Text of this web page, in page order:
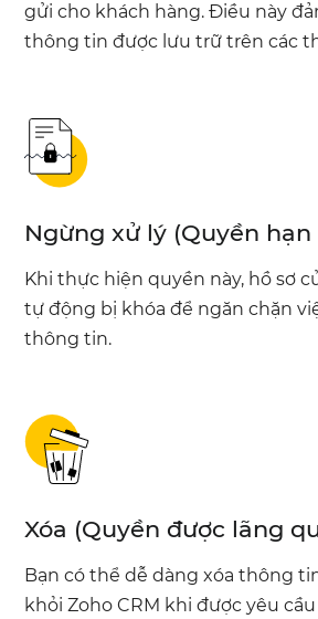
gửi cho khách hàng. Điều này
thông tin được lưu trữ trên các
Ngừng xử lý (Quyền hạn
Khi thực hiện quyền này, hồ sơ
tự động bị khóa để ngăn chặn
thông tin.
Xóa (Quyền được lãng
Bạn có thể dễ dàng xóa thông
khỏi Zoho CRM khi được yêu